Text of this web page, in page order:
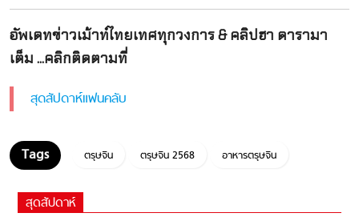
อัพเดทข่าวเม้าท์ไทยเทศทุกวงการ & คลิปฮา ดารามา
เต็ม ...คลิกติดตามที่
สุดสัปดาห์แฟนคลับ
ตรุษจีน ตรุษจีน 2568 อาหารตรุษจีน
สุดสัปดาห์